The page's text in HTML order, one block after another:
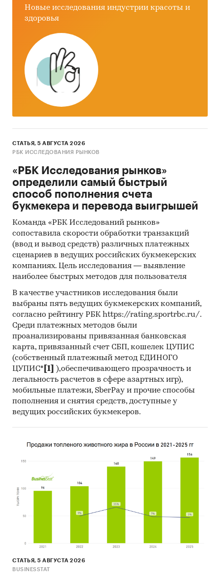
Новые исследования индустрии красоты и
здоровья
СТАТЬЯ, 5 АВГУСТА 2026
РБК ИССЛЕДОВАНИЯ РЫНКОВ
«РБК Исследования рынков»
определили самый быстрый
способ пополнения счета
букмекера и перевода выигрышей
Команда «РБК Исследований рынков»
сопоставила скорости обработки транзакций
(ввод и вывод средств) различных платежных
сценариев в ведущих российских букмекерских
компаниях. Цель исследования — выявление
наиболее быстрых методов для пользователя
В качестве участников исследования были
выбраны пять ведущих букмекерских компаний,
согласно рейтингу РБК https://rating.sportrbc.ru/.
Среди платежных методов были
проанализированы привязанная банковская
карта, привязанный счет СБП, кошелек ЦУПИС
(собственный платежный метод ЕДИНОГО
ЦУПИС* [1]
),обеспечивающего прозрачность и
легальность расчетов в сфере азартных игр),
мобильные платежи, SberPay и прочие способы
пополнения и снятия средств, доступные у
ведущих российских букмекеров.
СТАТЬЯ, 5 АВГУСТА 2026
BUSINESSTAT